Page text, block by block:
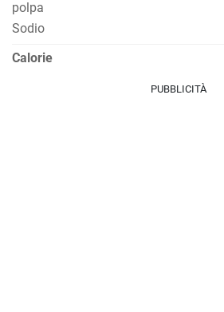
polpa
Sodio
Calorie
PUBBLICITÀ